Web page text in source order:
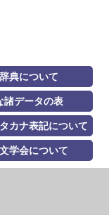
典について
諸データの表
カナ表記について
学会について